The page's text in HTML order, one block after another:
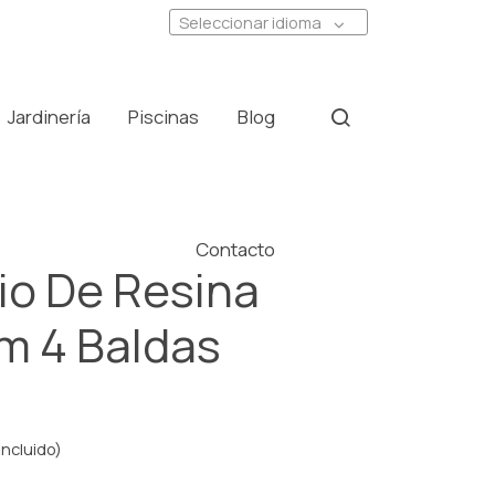
Seleccionar idioma
Jardinería Piscinas Blog
Contacto
De Resina
4 Baldas